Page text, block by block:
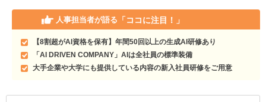
人事担当者が語る 「ココに注目！」
【8割超がAI資格を保有】年間50回以上の生成AI研修あり
「AI DRIVEN COMPANY」AIは全社員の標準装備
大手企業や大学にも提供している内容の新入社員研修をご用意